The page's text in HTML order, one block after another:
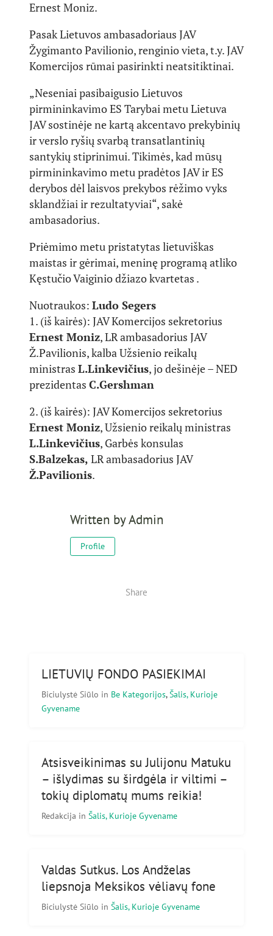
Ernest Moniz.
Pasak Lietuvos ambasadoriaus JAV
Žygimanto Pavilionio, renginio vieta, t.y. JAV
Komercijos rūmai pasirinkti neatsitiktinai.
„Neseniai pasibaigusio Lietuvos
pirmininkavimo ES Tarybai metu Lietuva
JAV sostinėje ne kartą akcentavo prekybinių
ir verslo ryšių svarbą transatlantinių
santykių stiprinimui. Tikimės, kad mūsų
pirmininkavimo metu pradėtos JAV ir ES
derybos dėl laisvos prekybos rėžimo vyks
sklandžiai ir rezultatyviai“, sakė
ambasadorius.
Priėmimo metu pristatytas lietuviškas
maistas ir gėrimai, meninę programą atliko
Kęstučio Vaiginio džiazo kvartetas .
Nuotraukos: Ludo Segers
1. (iš kairės): JAV Komercijos sekretorius
Ernest Moniz, LR ambasadorius JAV
Ž.Pavilionis, kalba Užsienio reikalų
ministras L.Linkevičius, jo dešinėje – NED
prezidentas C.Gershman
2. (iš kairės): JAV Komercijos sekretorius
Ernest Moniz, Užsienio reikalų ministras
L.Linkevičius, Garbės konsulas
S.Balzekas, LR ambasadorius JAV
Ž.Pavilionis.
Written byAdmin
Profile
Share
LIETUVIŲ FONDO PASIEKIMAI
Biciulystė Siūlo in Be Kategorijos, Šalis, Kurioje
Gyvename
Atsisveikinimas su Julijonu Matuku
– išlydimas su širdgėla ir viltimi –
tokių diplomatų mums reikia!
Redakcija in Šalis, Kurioje Gyvename
Valdas Sutkus. Los Andželas
liepsnoja Meksikos vėliavų fone
Biciulystė Siūlo in Šalis, Kurioje Gyvename